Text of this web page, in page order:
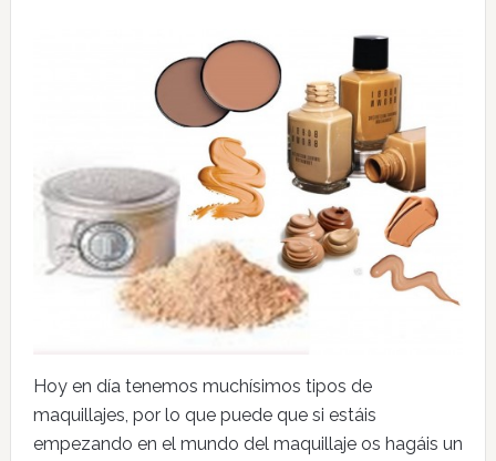
Hoy en día tenemos muchísimos tipos de
maquillajes, por lo que puede que si estáis
empezando en el mundo del maquillaje os hagáis un